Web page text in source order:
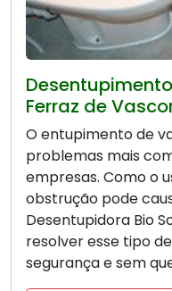
Ferraz de
O entupimento de
problemas mais
empresas. Como o
obstrução pode
Desentupidora Bio
resolver esse tipo
segurança e sem